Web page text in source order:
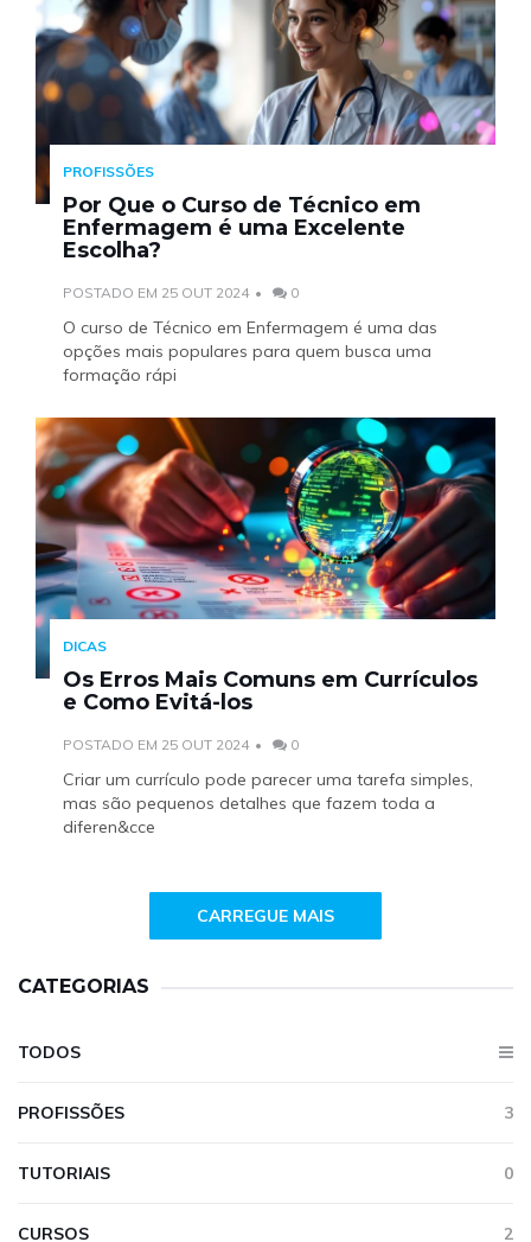
PROFISSÕES
Por Que o Curso de Técnico em
Enfermagem é uma Excelente
Escolha?
POSTADO EM 25 OUT 2024 0
O curso de Técnico em Enfermagem é uma das
opções mais populares para quem busca uma
formação rápi
DICAS
Os Erros Mais Comuns em Currículos
e Como Evitá-los
POSTADO EM 25 OUT 2024 0
Criar um currículo pode parecer uma tarefa simples,
mas são pequenos detalhes que fazem toda a
diferen&cce
CARREGUE MAIS
CATEGORIAS
TODOS
PROFISSÕES 3
TUTORIAIS 0
CURSOS 2